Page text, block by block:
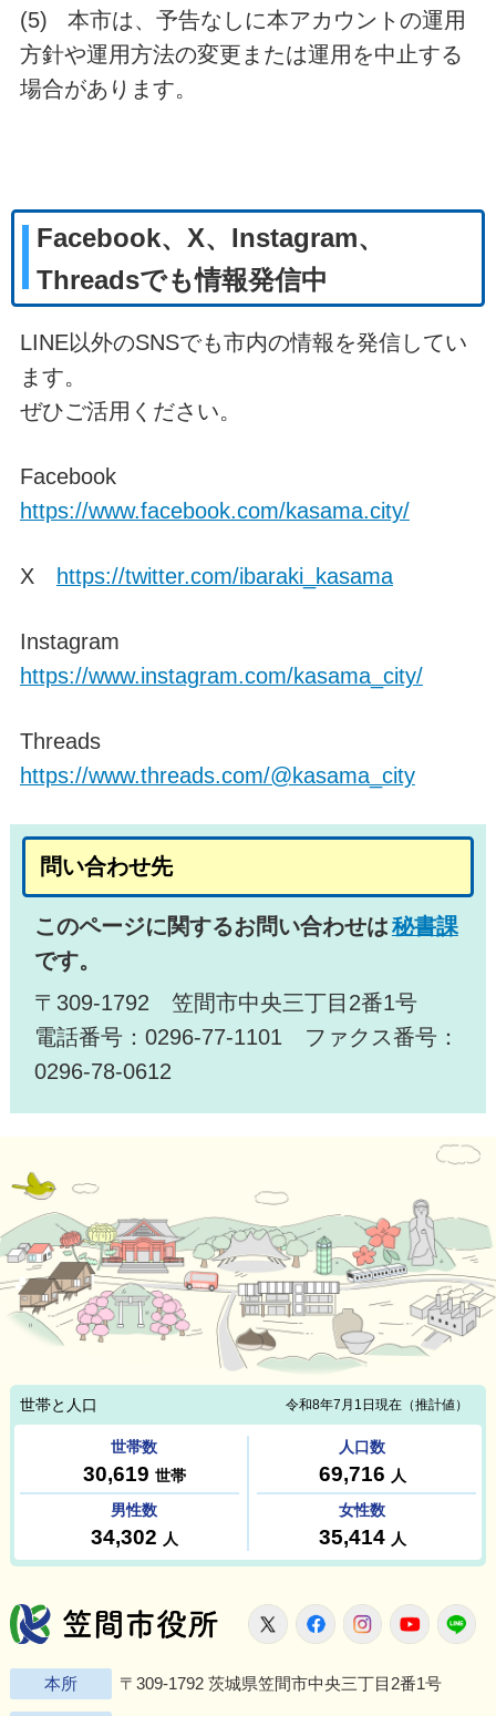
(5) 本市は、予告なしに本アカウントの運用
方針や運用方法の変更または運用を中止する
場合があります。
Facebook、X、Instagram、
Threadsでも情報発信中
LINE以外のSNSでも市内の情報を発信してい
ます。
ぜひご活用ください。
Facebook
https://www.facebook.com/kasama.city/
X https://twitter.com/ibaraki_kasama
Instagram
https://www.instagram.com/kasama_city/
Threads
https://www.threads.com/@kasama_city
問い合わせ先
このページに関するお問い合わせは秘書課
です。
〒309-1792 笠間市中央三丁目2番1号
電話番号：0296-77-1101 ファクス番号：
0296-78-0612
笠間市役所
X FacebookInstagram
本所 〒309-1792 茨城県笠間市中央三丁目2番1号